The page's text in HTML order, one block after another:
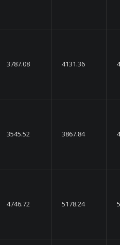
3787.08 4131.36
3545.52 3867.84
4746.72 5178.24